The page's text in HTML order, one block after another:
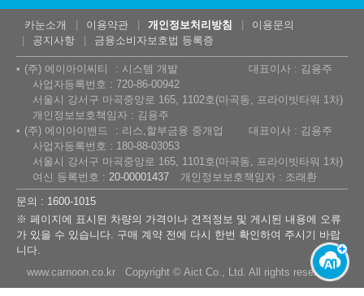
카눈소개 이용약관 개인정보처리방침
이용문의
공지사항
금융소비자보호법 등록증
(주) 에이아이씨티 시스템 개발
대표이사 : 김용주
사업자등록번호 : 720-86-00942
서울시 강서구 마곡중앙로 165, 1102호(마곡동, 프라이빗타워 1차)
개인정보보호책임자 : 김용주
(주) 에이아이밴드
리스,할부금융 중개업
대표이사 : 김용주
사업자등록번호 : 180-88-03053
서울시 강서구 마곡중앙로 165, 1101호(마곡동, 프라이빗타워 1차)
여신 등록번호 : 20-00001437
개인정보보호책임자 : 조래환
문의 : 1600-1015
※ 페이지에 표시된 차량의 가격이나 견적정보 및 게시된 내용에 오류
가 있을 수 있습니다. 구매 계약 전에 다시 한번 확인하여 주시기 바랍
니다.
www.carnoon.co.kr Copyright © Aict Co., Ltd. All rights reserved.